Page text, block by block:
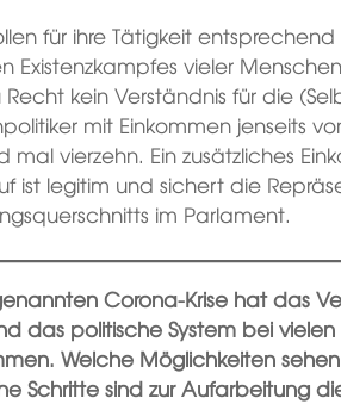
für ihre Tätigkeit
Existenzkampfes vieler
kein Verständnis für die
mit Einkommen jenseits
mal vierzehn. Ein zusätzliches
ist legitim und sichert die
im Parlament.
Corona-Krise hat das
das politische System bei
Welche Möglichkeiten
Schritte sind zur Aufarbeitung